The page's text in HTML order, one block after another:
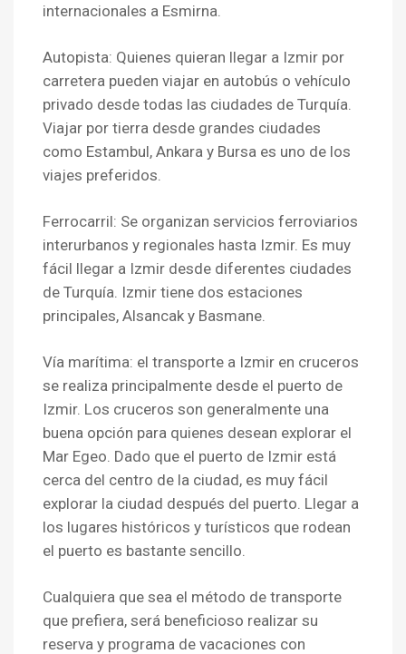
internacionales a Esmirna.
Autopista: Quienes quieran llegar a Izmir por
carretera pueden viajar en autobús o vehículo
privado desde todas las ciudades de Turquía.
Viajar por tierra desde grandes ciudades
como Estambul, Ankara y Bursa es uno de los
viajes preferidos.
Ferrocarril: Se organizan servicios ferroviarios
interurbanos y regionales hasta Izmir. Es muy
fácil llegar a Izmir desde diferentes ciudades
de Turquía. Izmir tiene dos estaciones
principales, Alsancak y Basmane.
Vía marítima: el transporte a Izmir en cruceros
se realiza principalmente desde el puerto de
Izmir. Los cruceros son generalmente una
buena opción para quienes desean explorar el
Mar Egeo. Dado que el puerto de Izmir está
cerca del centro de la ciudad, es muy fácil
explorar la ciudad después del puerto. Llegar a
los lugares históricos y turísticos que rodean
el puerto es bastante sencillo.
Cualquiera que sea el método de transporte
que prefiera, será beneficioso realizar su
reserva y programa de vacaciones con